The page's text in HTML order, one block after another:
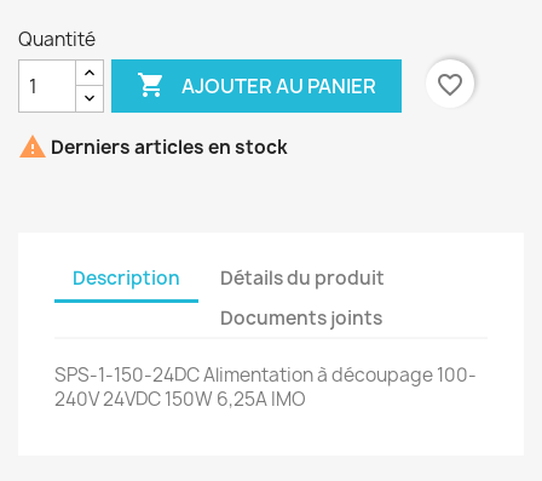
Quantité
 AJOUTER AU PANIER favorite_border
 Derniers articles en stock
Description
Détails du produit
Documents joints
SPS-1-150-24DC Alimentation à découpage 100-
240V 24VDC 150W 6,25A IMO